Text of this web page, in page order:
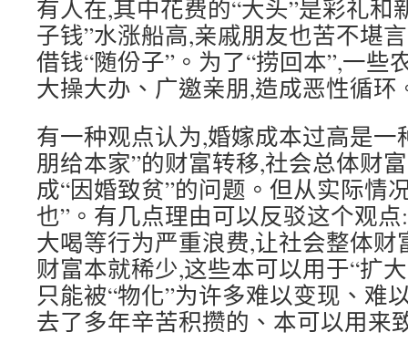
有人在,其中花费的“大头”是彩礼和
子钱”水涨船高,亲戚朋友也苦不堪
借钱“随份子”。为了“捞回本”,一些
大操大办、广邀亲朋,造成恶性循环
有一种观点认为,婚嫁成本过高是一
朋给本家”的财富转移,社会总体财
成“因婚致贫”的问题。但从实际情
也”。有几点理由可以反驳这个观
大喝等行为严重浪费,让社会整体财
财富本就稀少,这些本可以用于“扩
只能被“物化”为许多难以变现、难
去了多年辛苦积攒的、本可以用来